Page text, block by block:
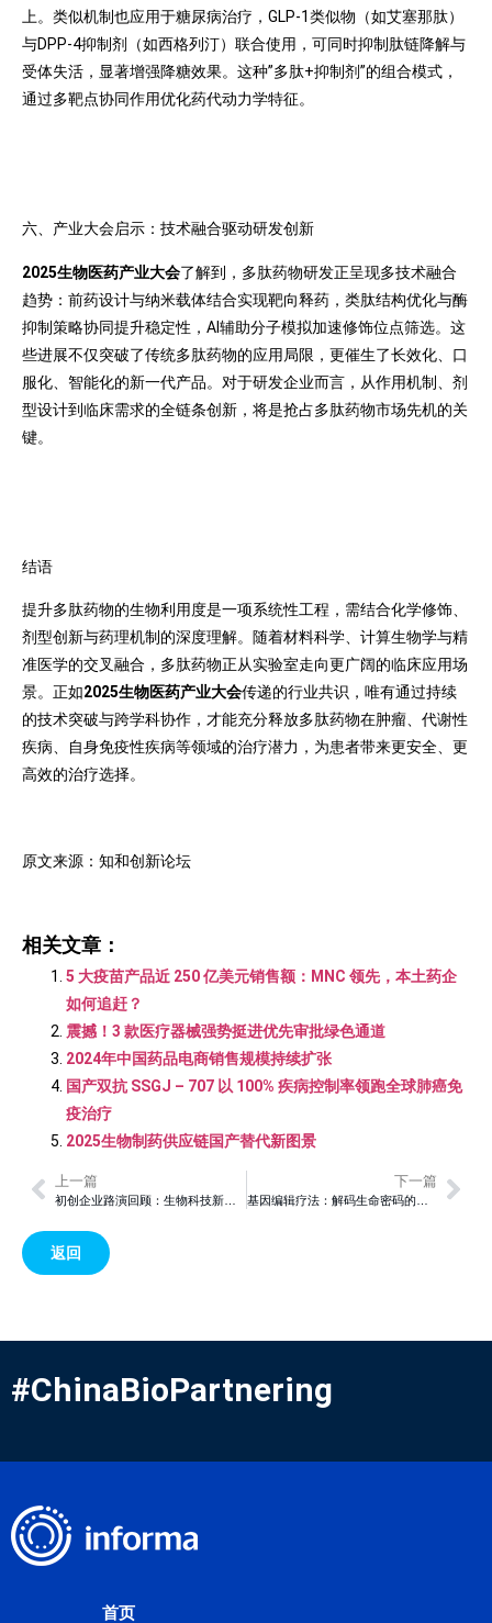
上。类似机制也应用于糖尿病治疗，GLP-1类似物（如艾塞那肽）
与DPP-4抑制剂（如西格列汀）联合使用，可同时抑制肽链降解与
受体失活，显著增强降糖效果。这种”多肽+抑制剂”的组合模式，
通过多靶点协同作用优化药代动力学特征。
六、产业大会启示：技术融合驱动研发创新
2025生物医药产业大会了解到，多肽药物研发正呈现多技术融合
趋势：前药设计与纳米载体结合实现靶向释药，类肽结构优化与酶
抑制策略协同提升稳定性，AI辅助分子模拟加速修饰位点筛选。这
些进展不仅突破了传统多肽药物的应用局限，更催生了长效化、口
服化、智能化的新一代产品。对于研发企业而言，从作用机制、剂
型设计到临床需求的全链条创新，将是抢占多肽药物市场先机的关
键。
结语
提升多肽药物的生物利用度是一项系统性工程，需结合化学修饰、
剂型创新与药理机制的深度理解。随着材料科学、计算生物学与精
准医学的交叉融合，多肽药物正从实验室走向更广阔的临床应用场
景。正如2025生物医药产业大会传递的行业共识，唯有通过持续
的技术突破与跨学科协作，才能充分释放多肽药物在肿瘤、代谢性
疾病、自身免疫性疾病等领域的治疗潜力，为患者带来更安全、更
高效的治疗选择。
原文来源：知和创新论坛
相关文章：
5 大疫苗产品近 250 亿美元销售额：MNC 领先，本土药企
如何追赶？
震撼！3 款医疗器械强势挺进优先审批绿色通道
2024年中国药品电商销售规模持续扩张
国产双抗 SSGJ – 707 以 100% 疾病控制率领跑全球肺癌免
疫治疗
2025生物制药供应链国产替代新图景
上一篇 下一篇
返回
#ChinaBioPartnering
首页